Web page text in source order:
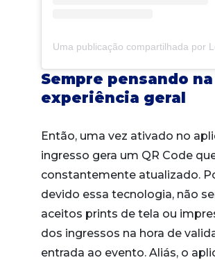
Sempre pensando na
experiência geral
Então, uma vez ativado no
ingresso gera um QR Code
constantemente atualizado.
devido essa tecnologia, não
aceitos prints de tela ou
dos ingressos na hora de
entrada ao evento. Aliás, o